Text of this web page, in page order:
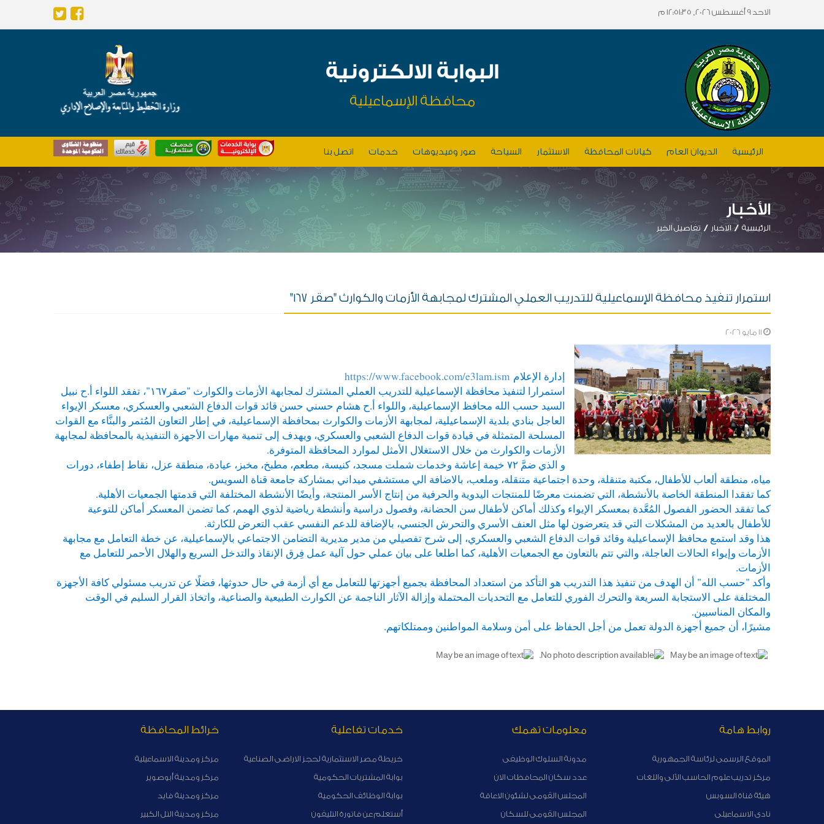
الاحد 9 أغسطس 2026, 12:51:35 م
البوابة الالكترونية
محافظة الإسماعيلية
الرئيسية الديوان العام كيانات المحافظة الاستثمار السياحة صور وفيديوهات خدمات اتصل بنا
الأخبار
الرئيسية الاخبار تفاصيل الخبر
استمرار تنفيذ محافظة الإسماعيلية للتدريب العملي المشترك لمجابهة الأزمات والكوارث "صقر ١٦٧"
إدارة الإعلام https://www.facebook.com/e3lam.ism
استمرارا لتنفيذ محافظة الإسماعيلية للتدريب العملي المشترك لمجابهة الأزمات والكوارث "صقر١٦٧"، تفقد اللواء أ.ح نبيل
السيد حسب الله محافظ الإسماعيلية، واللواء أ.ح هشام حسني حسن قائد قوات الدفاع الشعبي والعسكري، معسكر الإيواء
العاجل بنادي بلدية الإسماعيلية، لمجابهة الأزمات والكوارث بمحافظة الإسماعيلية، في إطار التعاون المُثمر والبنَّاء مع القوات
المسلحة المتمثلة في قيادة قوات الدفاع الشعبي والعسكري، ويهدف إلى تنمية مهارات الأجهزة التنفيذية بالمحافظة لمجابهة
الأزمات والكوارث من خلال الاستغلال الأمثل لموارد المحافظة المتوفرة.
و الذي ضمَّ ٧٢ خيمة إعاشة وخدمات شملت مسجد، كنيسة، مطعم، مطبخ، مخبز، عيادة، منطقة عزل، نقاط إطفاء، دورات
مياه، منطقة ألعاب للأطفال، مكتبة متنقلة، وحدة اجتماعية متنقلة، وملعب، بالاضافة الي مستشفي ميداني بمشاركة جامعة قناة السويس.
كما تفقدا المنطقة الخاصة بالأنشطة، التي تضمنت معرضًا للمنتجات اليدوية والحرفية من إنتاج الأسر المنتجة، وأيضًا الأنشطة المختلفة التي قدمتها الجمعيات الأهلية.
كما تفقد الحضور الفصول المُعَّدة بمعسكر الإيواء وكذلك أماكن لأطفال سن الحضانة، وفصول دراسية وأنشطة رياضية لذوي الهمم، كما تضمن المعسكر أماكن للتوعية
للأطفال بالعديد من المشكلات التي قد يتعرضون لها مثل العنف الأسري والتحرش الجنسي، بالإضافة للدعم النفسي عقب التعرض للكارثة.
هذا وقد استمع محافظ الإسماعيلية وقائد قوات الدفاع الشعبي والعسكري، إلى شرح تفصيلي من مدير مديرية التضامن الاجتماعي بالإسماعيلية، عن خطة التعامل مع مجابهة
الأزمات وإيواء الحالات العاجلة، والتي تتم بالتعاون مع الجمعيات الأهلية، كما اطلعا على بيان عملي حول آلية عمل فِرق الإنقاذ والتدخل السريع والهلال الأحمر للتعامل مع
الأزمات.
وأكد "حسب الله" أن الهدف من تنفيذ هذا التدريب هو التأكد من استعداد المحافظة بجميع أجهزتها للتعامل مع أي أزمة في حال حدوثها، فضلًا عن تدريب مسئولي كافة الأجهزة
المختلفة على الاستجابة السريعة والتحرك الفوري للتعامل مع التحديات المحتملة وإزالة الآثار الناجمة عن الكوارث الطبيعية والصناعية، واتخاذ القرار السليم في الوقت
والمكان المناسبين.
مشيرًا، أن جميع أجهزة الدولة تعمل من أجل الحفاظ على أمن وسلامة المواطنين وممتلكاتهم.
روابط هامة
الموقع الرسمى لرئاسة الجمهورية
مركز تدريب علوم الحاسب الآلى واللغات
هيئة قناة السوبس
نادى الاسماعيلى
معلومات تهمك
مدونة السلوك الوظيفى
عدد سكان المحافظات الان
المجلس القومى لشئون الاعاقة
المجلس القومى للسكان
خدمات تفاعلية
خريطة مصر الاستثمارية لحجز الاراضى الصناعية
بوابة المشتريات الحكومية
بوابة الوظائف الحكومية
أستعلم عن فاتورة التليفون
خرائط المحافظة
مركز ومدينة الاسماعيلية
مركز ومدينة أبوصوير
مركز ومدينة فايد
مركز ومدينة التل الكبير